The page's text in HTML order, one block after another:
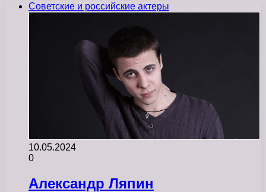
Советские и российские актеры
10.05.2024
0
Александр Ляпин